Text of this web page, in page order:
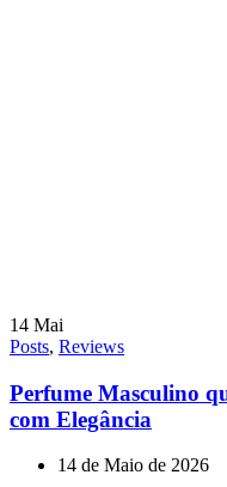
14 Mai
Posts, Reviews
Perfume Masculino
com Elegância
14 de Maio de 2026